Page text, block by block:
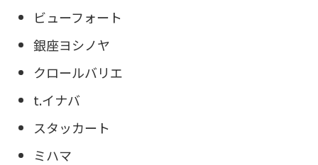
ビューフォート
銀座ヨシノヤ
クロールバリエ
t.イナバ
スタッカート
ミハマ